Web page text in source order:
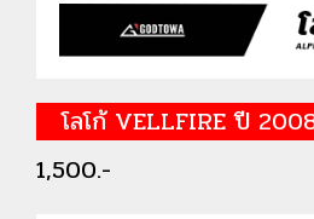
โลโก้ VELLFIRE ปี
1,500.-